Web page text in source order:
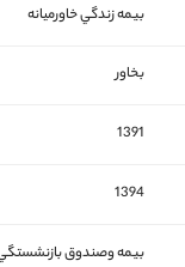
بيمه زندگي خاورميانه
بخاور
1391
1394
بيمه وصندوق بازنشستگي